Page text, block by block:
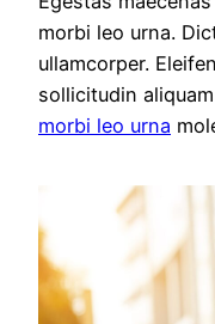
morbi leo urna.
ullamcorper.
sollicitudin
morbi leo urna